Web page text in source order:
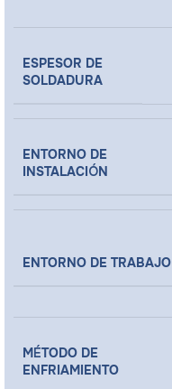
ESPESOR DE
SOLDADURA
ENTORNO DE
INSTALACIÓN
ENTORNO DE TRABAJO
MÉTODO DE
ENFRIAMIENTO